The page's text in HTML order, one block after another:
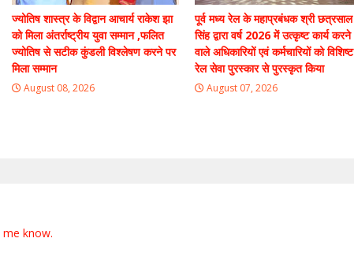
ज्योतिष शास्त्र के विद्वान आचार्य राकेश झा
को मिला अंतर्राष्ट्रीय युवा सम्मान ,फलित
ज्योतिष से सटीक कुंडली विश्लेषण करने पर
मिला सम्मान
August 08, 2026
पूर्व मध्य रेल के महाप्रबंधक श्री छत्रसाल
सिंह द्वारा वर्ष 2026 में उत्कृष्ट कार्य करने
वाले अधिकारियों एवं कर्मचारियों को विशिष्ट
रेल सेवा पुरस्कार से पुरस्कृत किया
August 07, 2026
know.